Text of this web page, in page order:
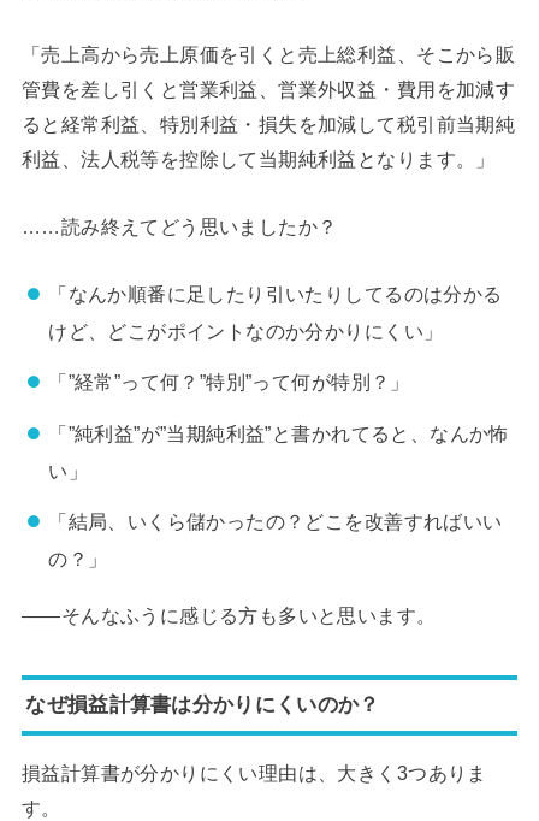
「売上高から売上原価を引くと売上総利益、そこから販
管費を差し引くと営業利益、営業外収益・費用を加減す
ると経常利益、特別利益・損失を加減して税引前当期純
利益、法人税等を控除して当期純利益となります。」
……読み終えてどう思いましたか？
「なんか順番に足したり引いたりしてるのは分かる
けど、どこがポイントなのか分かりにくい」
「”経常”って何？”特別”って何が特別？」
「”純利益”が”当期純利益”と書かれてると、なんか怖
い」
「結局、いくら儲かったの？どこを改善すればいい
の？」
——そんなふうに感じる方も多いと思います。
なぜ損益計算書は分かりにくいのか？
損益計算書が分かりにくい理由は、大きく3つありま
す。